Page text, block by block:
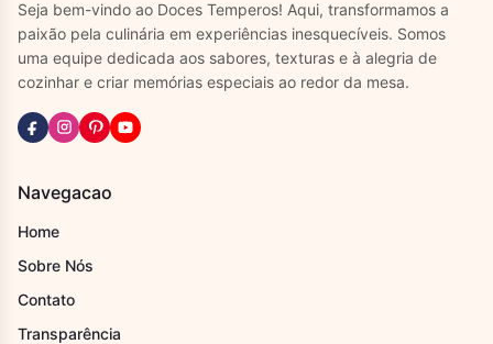
Seja bem-vindo ao Doces Temperos! Aqui, transformamos a
paixão pela culinária em experiências inesquecíveis. Somos
uma equipe dedicada aos sabores, texturas e à alegria de
cozinhar e criar memórias especiais ao redor da mesa.
Navegacao
Home
Sobre Nós
Contato
Transparência